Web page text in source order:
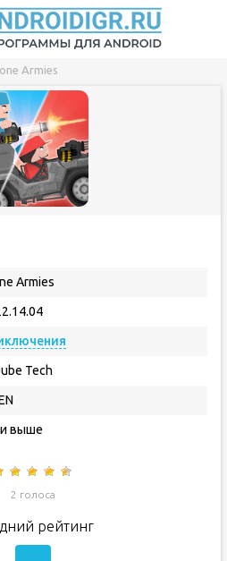
Armies
Armies
Tech
и выше
2 голоса
рейтинг